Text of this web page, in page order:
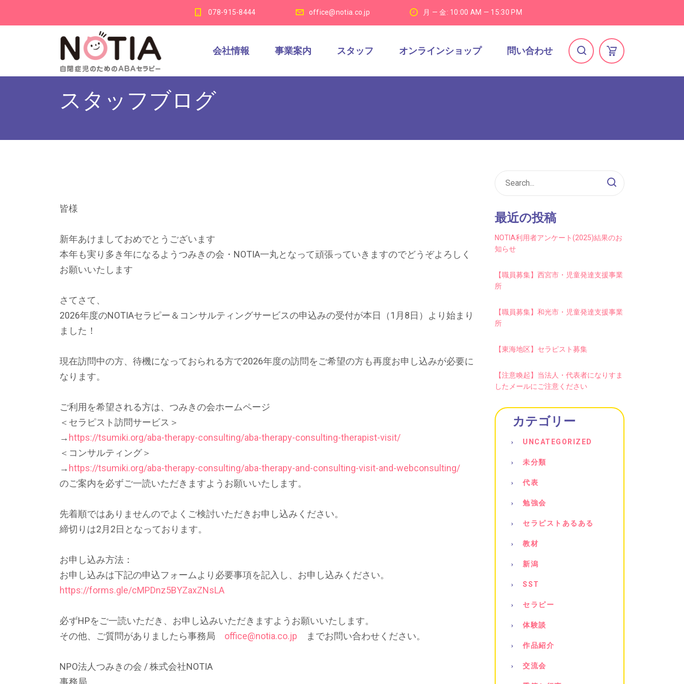
078-915-8444 office@notia.co.jp 月 — 金: 10:00 AM — 15:30 PM
会社情報 事業案内 スタッフ オンラインショップ 問い合わせ
スタッフブログ
皆様
新年あけましておめでとうございます
本年も実り多き年になるようつみきの会・NOTIA一丸となって頑張っていきますのでどうぞよろしく
お願いいたします
さてさて、
2026年度のNOTIAセラピー＆コンサルティングサービスの申込みの受付が本日（1月8日）より始まり
ました！
現在訪問中の方、待機になっておられる方で2026年度の訪問をご希望の方も再度お申し込みが必要に
なります。
ご利用を希望される方は、つみきの会ホームページ
＜セラピスト訪問サービス＞
→ https://tsumiki.org/aba-therapy-consulting/aba-therapy-consulting-therapist-visit/
＜コンサルティング＞
→ https://tsumiki.org/aba-therapy-consulting/aba-therapy-and-consulting-visit-and-webconsulting/
のご案内を必ずご一読いただきますようお願いいたします。
先着順ではありませんのでよくご検討いただきお申し込みください。
締切りは2月2日となっております。
お申し込み方法：
お申し込みは下記の申込フォームより必要事項を記入し、お申し込みください。
https://forms.gle/cMPDnz5BYZaxZNsLA
必ずHPをご一読いただき、お申し込みいただきますようお願いいたします。
その他、ご質問がありましたら事務局 office@notia.co.jp までお問い合わせください。
NPO法人つみきの会 / 株式会社NOTIA
事務局
最近の投稿
NOTIA利用者アンケート(2025)結果のお
知らせ
【職員募集】西宮市・児童発達支援事業
所
【職員募集】和光市・児童発達支援事業
所
【東海地区】セラピスト募集
【注意喚起】当法人・代表者になりすま
したメールにご注意ください
カテゴリー
UNCATEGORIZED
未分類
代表
勉強会
セラピストあるある
教材
新潟
SST
セラピー
体験談
作品紹介
交流会